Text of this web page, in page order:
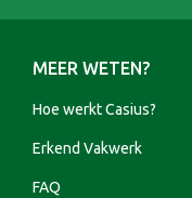
MEER WETEN?
Hoe werkt Casius?
Erkend Vakwerk
FAQ